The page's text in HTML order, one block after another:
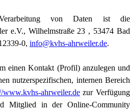
von Daten ist die
e.V., Wilhelmstraße 23 , 53474 Bad
0, info@kvhs-ahrweiler.de.
einen Kontakt (Profil) anzulegen und
nutzerspezifischen, internen Bereich
www.kvhs-ahrweiler.dezur Verfügung
Mitglied in der Online-Community